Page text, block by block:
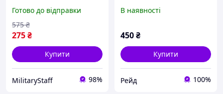
ремінь тактичний олива,
ремінь для військових
Готово до відправки
275₴
575 ₴
Купити
MilitaryStaff 98%
армійський пояс для
спорту
В наявності
450₴
Купити
Рейд 100%